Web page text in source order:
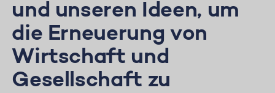
und unseren Ideen, um
die Erneuerung von
Wirtschaft und
Gesellschaft zu